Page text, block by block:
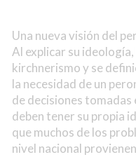
Una nueva visión del
Al explicar su
kirchnerismo y se
la necesidad de un
de decisiones tomadas
deben tener su propia
que muchos de los
nivel nacional